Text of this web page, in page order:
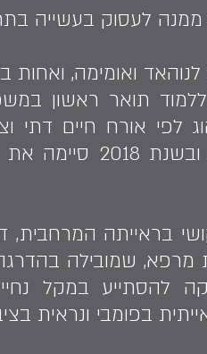
ממנה לעסוק בעשייה
ב-2.8.1992 , בת לנוהאד
תואר ראשון
לבחיר ליבה
בראייתה
להסתייע במקל
בפומבי ונראית